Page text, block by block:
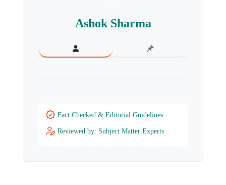
Ashok Sharma
Fact Checked & Editorial Guidelines
Reviewed by: Subject Matter Experts